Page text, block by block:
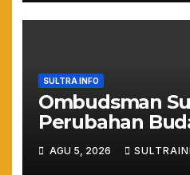
SULTRA INFO
Ombudsman
Perubahan
Lewat Penilaian
Maladministrasi
AGU 5, 2026